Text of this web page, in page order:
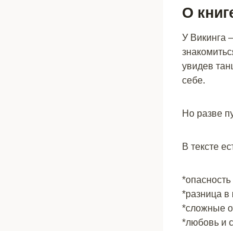
О
У Викинга
увидев
себе.
Но разве
В тексте
*опасность
*разница в
*сложные
*любовь и